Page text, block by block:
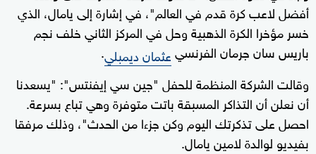
أفضل لاعب كرة قدم في العالم"، في إشارة إلى يامال، الذي
خسر مؤخرا الكرة الذهبية وحل في المركز الثاني خلف نجم
باريس سان جرمان الفرنسيعثمان ديمبلي.
وقالت الشركة المنظمة للحفل "جين سي إيفنتس": "يسعدنا
أن نعلن أن التذاكر المسبقة باتت متوفرة وهي تباع بسرعة.
احصل على تذكرتك اليوم وكن جزءا من الحدث"، وذلك مرفقا
بفيديو لوالدة لامين يامال.